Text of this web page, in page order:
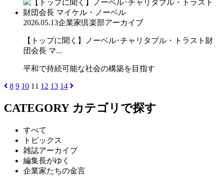
2026.05.13企業家倶楽部アーカイブ
【トップに聞く】ノーベル･チャリタブル・トラスト財
団会長 マ...
平和で持続可能な社会の構築を目指す
8 9 10 11 12 13 14
CATEGORY カテゴリで探す
すべて
トピックス
雑誌アーカイブ
編集長がゆく
企業家たちの金言